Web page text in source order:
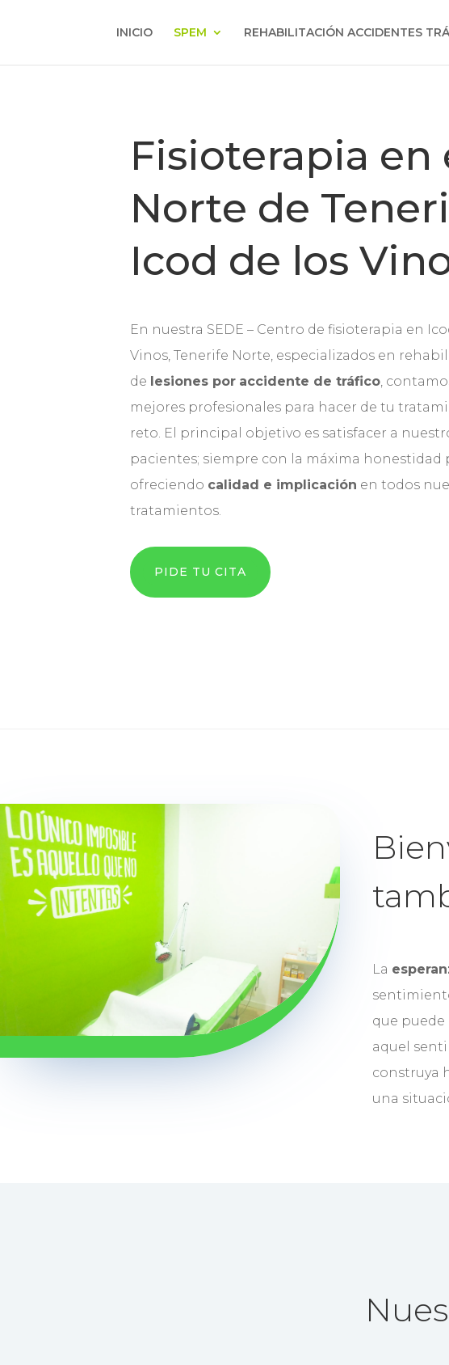
INICIO SPEM REHABILITACIÓN ACCIDENTES
Fisioterapia en
Norte de
Icod de los
En nuestra SEDE – Centro de fisioterapia en
Vinos, Tenerife Norte, especializados en
de lesiones por accidente de tráfico,
mejores profesionales para hacer de tu
reto. El principal objetivo es satisfacer a
pacientes; siempre con la máxima honestidad
ofreciendo calidad e implicación en todos
tratamientos.
PIDE TU CITA
La
que puede
aquel
construya
una